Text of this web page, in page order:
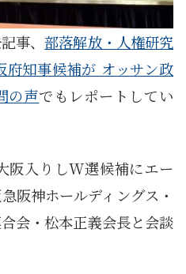
事、 部落解放・人権研究
知事候補が オッサン政
の声でもレポートしてい
阪入りしW選候補にエー
阪神ホールディングス・
会・松本正義会長と会談